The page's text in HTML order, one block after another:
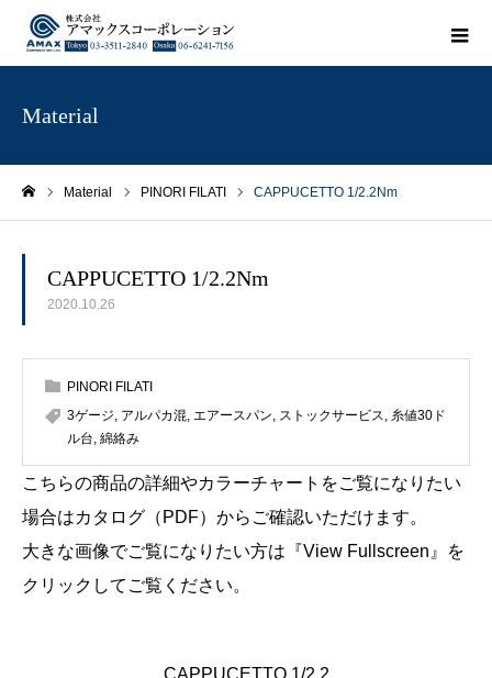
Material
Material PINORI FILATI CAPPUCETTO 1/2.2Nm
CAPPUCETTO 1/2.2Nm
2020.10.26
PINORI FILATI
3ゲージ, アルパカ混, エアースパン, ストックサービス, 糸値30ド
ル台, 綿絡み
こちらの商品の詳細やカラーチャートをご覧になりたい
場合はカタログ（PDF）からご確認いただけます。
大きな画像でご覧になりたい方は『View Fullscreen』を
クリックしてご覧ください。
CAPPUCETTO 1/2.2